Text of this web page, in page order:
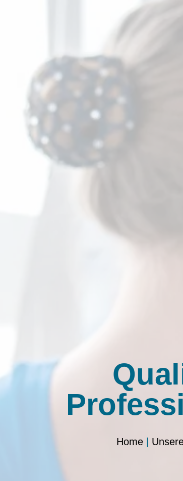
Home|